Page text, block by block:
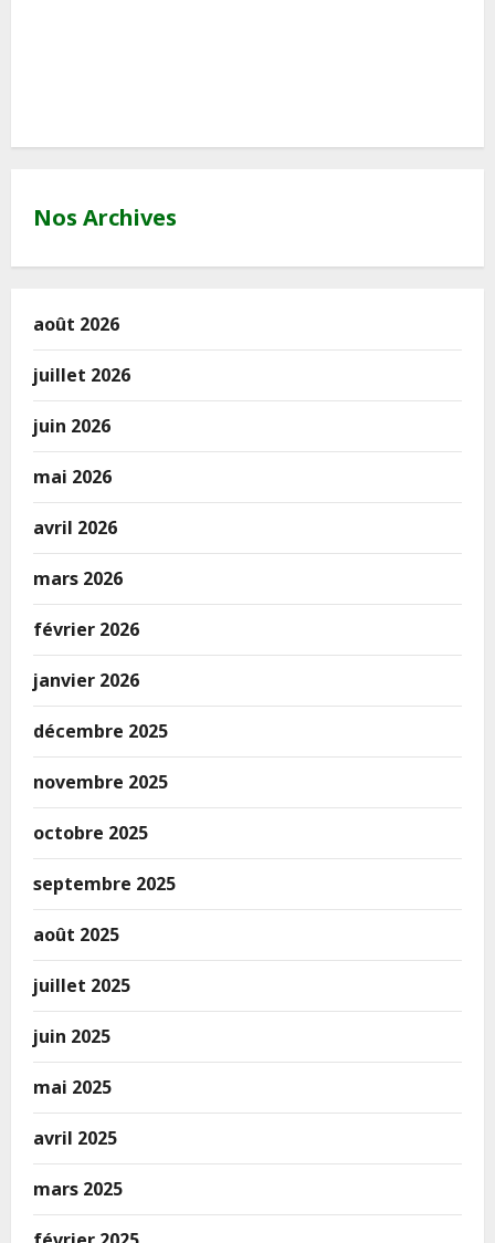
Nos Archives
août 2026
juillet 2026
juin 2026
mai 2026
avril 2026
mars 2026
février 2026
janvier 2026
décembre 2025
novembre 2025
octobre 2025
septembre 2025
août 2025
juillet 2025
juin 2025
mai 2025
avril 2025
mars 2025